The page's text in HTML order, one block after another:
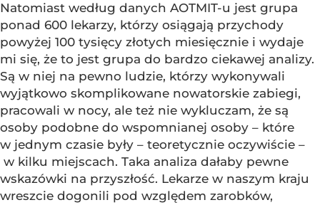
Natomiast według danych AOTMIT-u jest grupa
ponad 600 lekarzy, którzy osiągają przychody
powyżej 100 tysięcy złotych miesięcznie i wydaje
mi się, że to jest grupa do bardzo ciekawej analizy.
Są w niej na pewno ludzie, którzy wykonywali
wyjątkowo skomplikowane nowatorskie zabiegi,
pracowali w nocy, ale też nie wykluczam, że są
osoby podobne do wspomnianej osoby – które
w jednym czasie były – teoretycznie oczywiście –
w kilku miejscach. Taka analiza dałaby pewne
wskazówki na przyszłość. Lekarze w naszym kraju
wreszcie dogonili pod względem zarobków,